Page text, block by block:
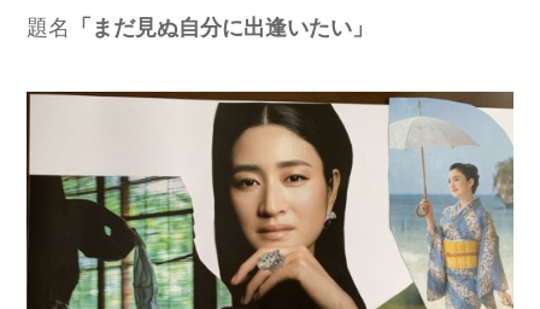
題名 「まだ見ぬ自分に出逢いたい」